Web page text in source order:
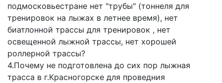
подмосковьестране нет "трубы" (тоннеля для
тренировок на лыжах в летнее время), нет
биатлонной трассы для тренировок , нет
освещенной лыжной трассы, нет хорошей
роллерной трассы?
4.Почему не подготовлена до сих пор лыжная
трасса в г.Красногорске для проведния